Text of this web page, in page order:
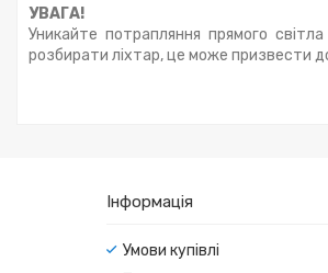
УВАГА!
Уникайте потрапляння прямого
розбирати ліхтар, це може призвести
Інформація
Умови купівлі